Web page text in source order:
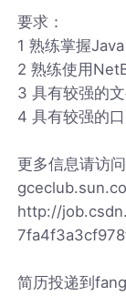
要求：
1 熟练掌握
2 熟练使用
3 具有较强的
4 具有较强的
更多信息请访问
http://
简历投递到